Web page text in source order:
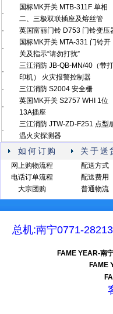
·
国标MK开关 MTB-311F 单相
二、三极双联插座及熔丝管
·
英国富丽门铃 D753 门铃变压
·
国标MK开关 MTA-331 门铃开
关及指示“请勿打扰”
·
三江消防 JB-QB-MN/40（带打
印机） 火灾报警控制器
·
三江消防 S2004 安全栅
·
英国MK开关 S2757 WHI 1位
13A插座
·
三江消防 JTW-ZD-F251 点型
温火灾探测器
如何订购 关于送
网上购物流程
电话订单流程
大宗团购
配送方式
配送费用
普通物流
总机:南宁0771-
FAME YEAR-南
FAME